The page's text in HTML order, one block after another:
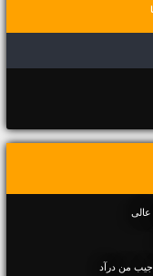
عالی
جیب من درآد